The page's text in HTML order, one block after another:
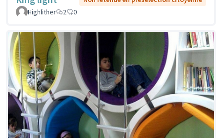
Highlither
2 0